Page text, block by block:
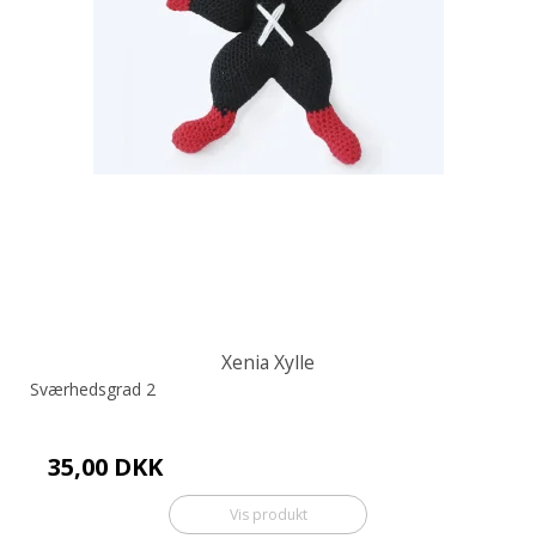
Xenia Xylle
Sværhedsgrad 2
35,00 DKK
Vis produkt